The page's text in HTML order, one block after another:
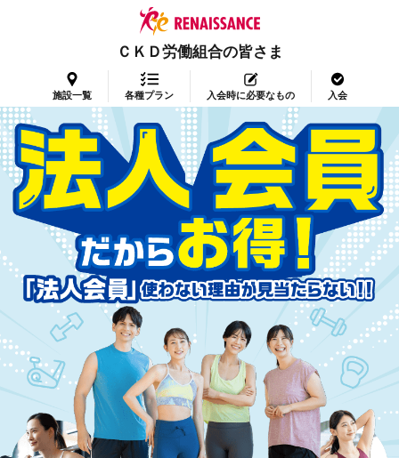
ＣＫＤ労働組合の皆さま
施設一覧 各種プラン 入会時に必要なもの 入会